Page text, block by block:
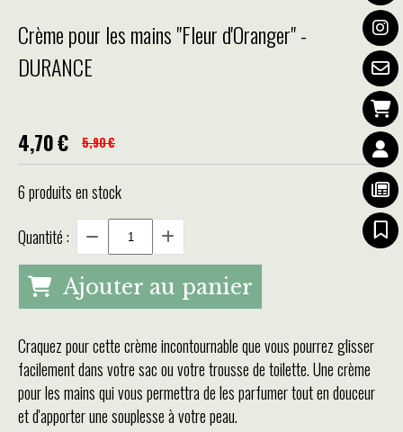
Crème pour les mains "Fleur d'Oranger" -
DURANCE
4,70€ 5,90€
6produits en stock
Quantité :
Ajouter au panier
Craquez pour cette crème incontournable que vous pourrez glisser
facilement dans votre sac ou votre trousse de toilette. Une crème
pour les mains qui vous permettra de les parfumer tout en douceur
et d'apporter une souplesse à votre peau.